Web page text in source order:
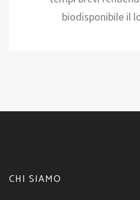
biodisponibile il
CHI SIAMO